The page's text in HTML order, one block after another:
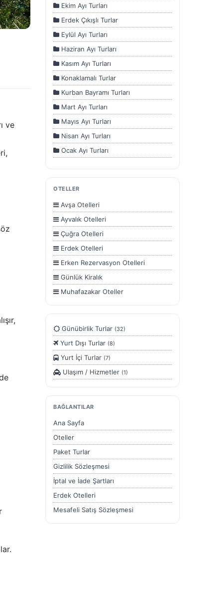
ve
İzmir: Tatil için Mükemmel Bir
Seçenek
Devamını Göster
Ekim Ayı Turları
Erdek Çıkışlı Turlar
Eylül Ayı Turları
Haziran Ayı Turları
Kasım Ayı Turları
Konaklamalı Turlar
Kurban Bayramı Turları
Mart Ayı Turları
Mayıs Ayı Turları
Nisan Ayı Turları
Ocak Ayı Turları
Yurtdışı Turları
OTELLER
Avşa Otelleri
Ayvalık Otelleri
Çuğra Otelleri
Erdek Otelleri
Erken Rezervasyon Otelleri
Günlük Kiralık
Muhafazakar Oteller
Günübirlik Turlar (32)
Yurt Dışı Turlar (8)
Yurt İçi Turlar (7)
Ulaşım / Hizmetler (1)
BAĞLANTILAR
Ana Sayfa
Oteller
Paket Turlar
Gizlilik Sözleşmesi
İptal ve İade Şartları
Erdek Otelleri
Mesafeli Satış Sözleşmesi